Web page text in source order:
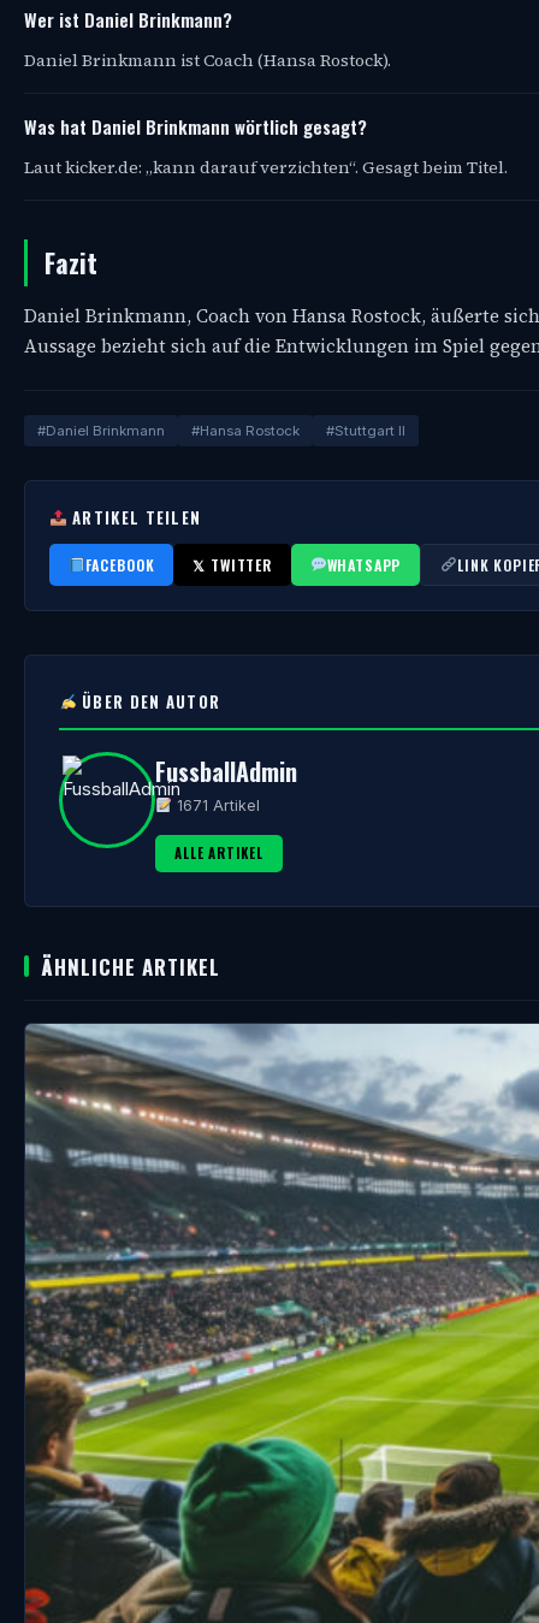
Wer ist Daniel Brinkmann?
Daniel Brinkmann ist Coach (Hansa Rostock).
Was hat Daniel Brinkmann wörtlich gesagt?
Laut kicker.de: „kann darauf verzichten“. Gesagt beim Titel.
Fazit
Daniel Brinkmann, Coach von Hansa Rostock, äußerte
Aussage bezieht sich auf die Entwicklungen im Spiel
#Daniel Brinkmann #Hansa Rostock #Stuttgart II
ARTIKEL TEILEN
FACEBOOK 𝕏 TWITTER WHATSAPP LINK
ÜBER DEN AUTOR
FussballAdmin
1671 Artikel
ALLE ARTIKEL
ÄHNLICHE ARTIKEL